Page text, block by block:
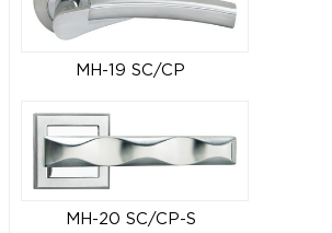
MH-19 SC/CP
MH-20 SC/CP-S